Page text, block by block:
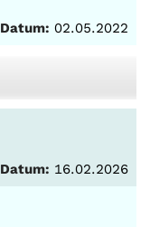
Datum: 02.05.2022
Datum: 16.02.2026